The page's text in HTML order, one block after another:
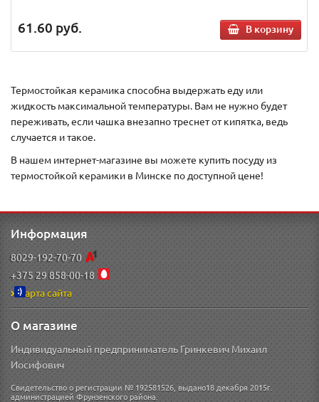
61.60 руб. В корзину
Термостойкая керамика способна выдержать еду или
жидкость максимальной температуры. Вам не нужно будет
переживать, если чашка внезапно треснет от кипятка, ведь
случается и такое.
В нашем интернет-магазине вы можете купить посуду из
термостойкой керамики в Минске по доступной цене!
Информация
8029-192-70-70
+375 29 858-00-18
Карта сайта
О магазине
Индивидуальный предприниматель Гринкевич Михаил
Иосифович
Свидетельство о регистрации № 192581526, выдано18 декабря 2015г.
администрацией Фрунзенского района.